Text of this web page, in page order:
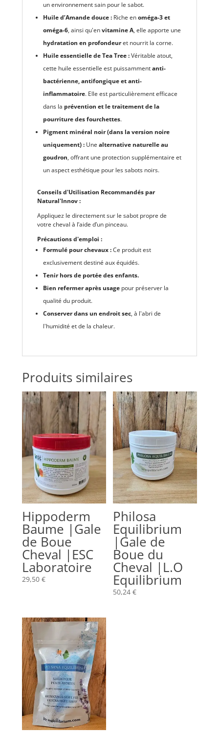
un environnement sain pour le sabot.
Huile d’Amande douce :Riche enoméga-3 et
oméga-6, ainsi qu'envitamine A, elle apporte une
hydratation en profondeuret nourrit la corne.
Huile essentielle de Tea Tree :Véritable atout,
cette huile essentielle est puissammentanti-
bactérienne, antifongique et anti-
inflammatoire. Elle est particulièrement efficace
dans la prévention et le traitement de la
pourriture des fourchettes.
Pigment minéral noir (dans la version noire
uniquement) :Une alternative naturelle au
goudron, offrant une protection supplémentaire et
un aspect esthétique pour les sabots noirs.
Conseils d'Utilisation Recommandés par
Natural'Innov :
Appliquez le directement sur le sabot propre de
votre cheval à l’aide d’un pinceau.
Précautions d'emploi :
Formulé pour chevaux :Ce produit est
exclusivement destiné aux équidés.
Tenir hors de portée des enfants.
Bien refermer après usagepour préserver la
qualité du produit.
Conserver dans un endroit sec, à l'abri de
l'humidité et de la chaleur.
Produits similaires
Hippoderm
Baume |Gale
de Boue
Cheval |ESC
Laboratoire
29,50 €
Philosa
Equilibrium
|Gale de
Boue du
Cheval |L.O
Equilibrium
50,24€